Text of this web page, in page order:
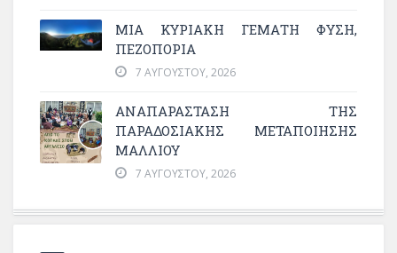
ΜΙΑ ΚΥΡΙΑΚΉ ΓΕΜΆΤΗ ΦΎΣΗ,
ΠΕΖΟΠΟΡΊΑ
7 ΑΥΓΟΎΣΤΟΥ, 2026
ΑΝΑΠΑΡΆΣΤΑΣΗ ΤΗΣ
ΠΑΡΑΔΟΣΙΑΚΉΣ ΜΕΤΑΠΟΊΗΣΗΣ
ΜΑΛΛΙΟΎ
7 ΑΥΓΟΎΣΤΟΥ, 2026